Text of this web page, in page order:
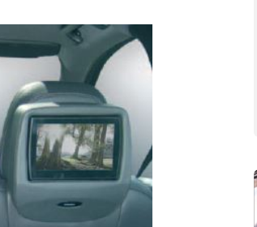
Elco Brinkman
Oud-politicus